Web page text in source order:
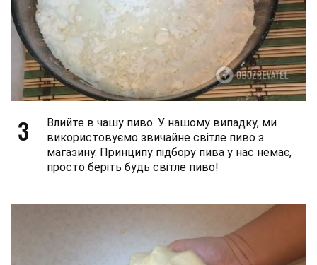
3
Влийте в чашу пиво. У нашому випадку, ми
використовуємо звичайне світле пиво з
магазину. Принципу підбору пива у нас немає,
просто беріть будь світле пиво!